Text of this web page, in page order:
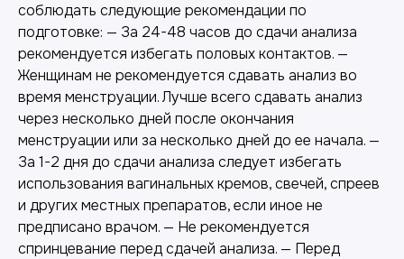
соблюдать следующие рекомендации по
подготовке: — За 24-48 часов до сдачи анализа
рекомендуется избегать половых контактов. —
Женщинам не рекомендуется сдавать анализ во
время менструации. Лучше всего сдавать анализ
через несколько дней после окончания
менструации или за несколько дней до ее начала. —
За 1-2 дня до сдачи анализа следует избегать
использования вагинальных кремов, свечей, спреев
и других местных препаратов, если иное не
предписано врачом. — Не рекомендуется
спринцевание перед сдачей анализа. — Перед